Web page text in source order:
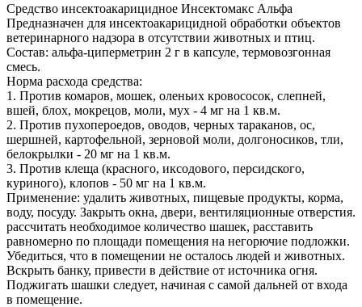
Средство инсектоакарицидное Инсектомакс Альфа
Предназначен для инсектоакарицидной обработки объектов
ветеринарного надзора в отсутствии животных и птиц.
Состав: альфа-циперметрин 2 г в капсуле, термовозгонная
смесь.
Норма расхода средства:
1. Против комаров, мошек, оленьих кровососок, слепней,
вшей, блох, мокрецов, моли, мух - 4 мг на 1 кв.м.
2. Против пухопероедов, оводов, черных тараканов, ос,
шершней, картофельной, зерновой моли, долгоносиков, тли,
белокрылки - 20 мг на 1 кв.м.
3. Против клеща (красного, иксодового, персидского,
куриного), клопов - 50 мг на 1 кв.м.
Применение: удалить животных, пищевые продукты, корма,
воду, посуду. Закрыть окна, двери, вентиляционные отверстия.
рассчитать необходимое количество шашек, расставить
равномерно по площади помещения на негорючие подложки.
Убедиться, что в помещении не осталось людей и животных.
Вскрыть банку, привести в действие от источника огня.
Поджигать шашки следует, начиная с самой дальней от входа
в помещение.